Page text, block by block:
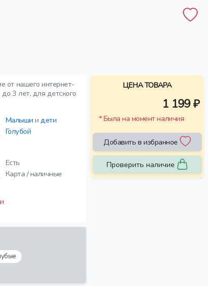
от нашего интернет-
3 лет, для детского
Малыши идети
Голубой
Есть
Карта / наличные
ЦЕНА ТОВАРА
1 199 ₽
* Была на момент наличия
Добавить в избранное
Проверить наличие